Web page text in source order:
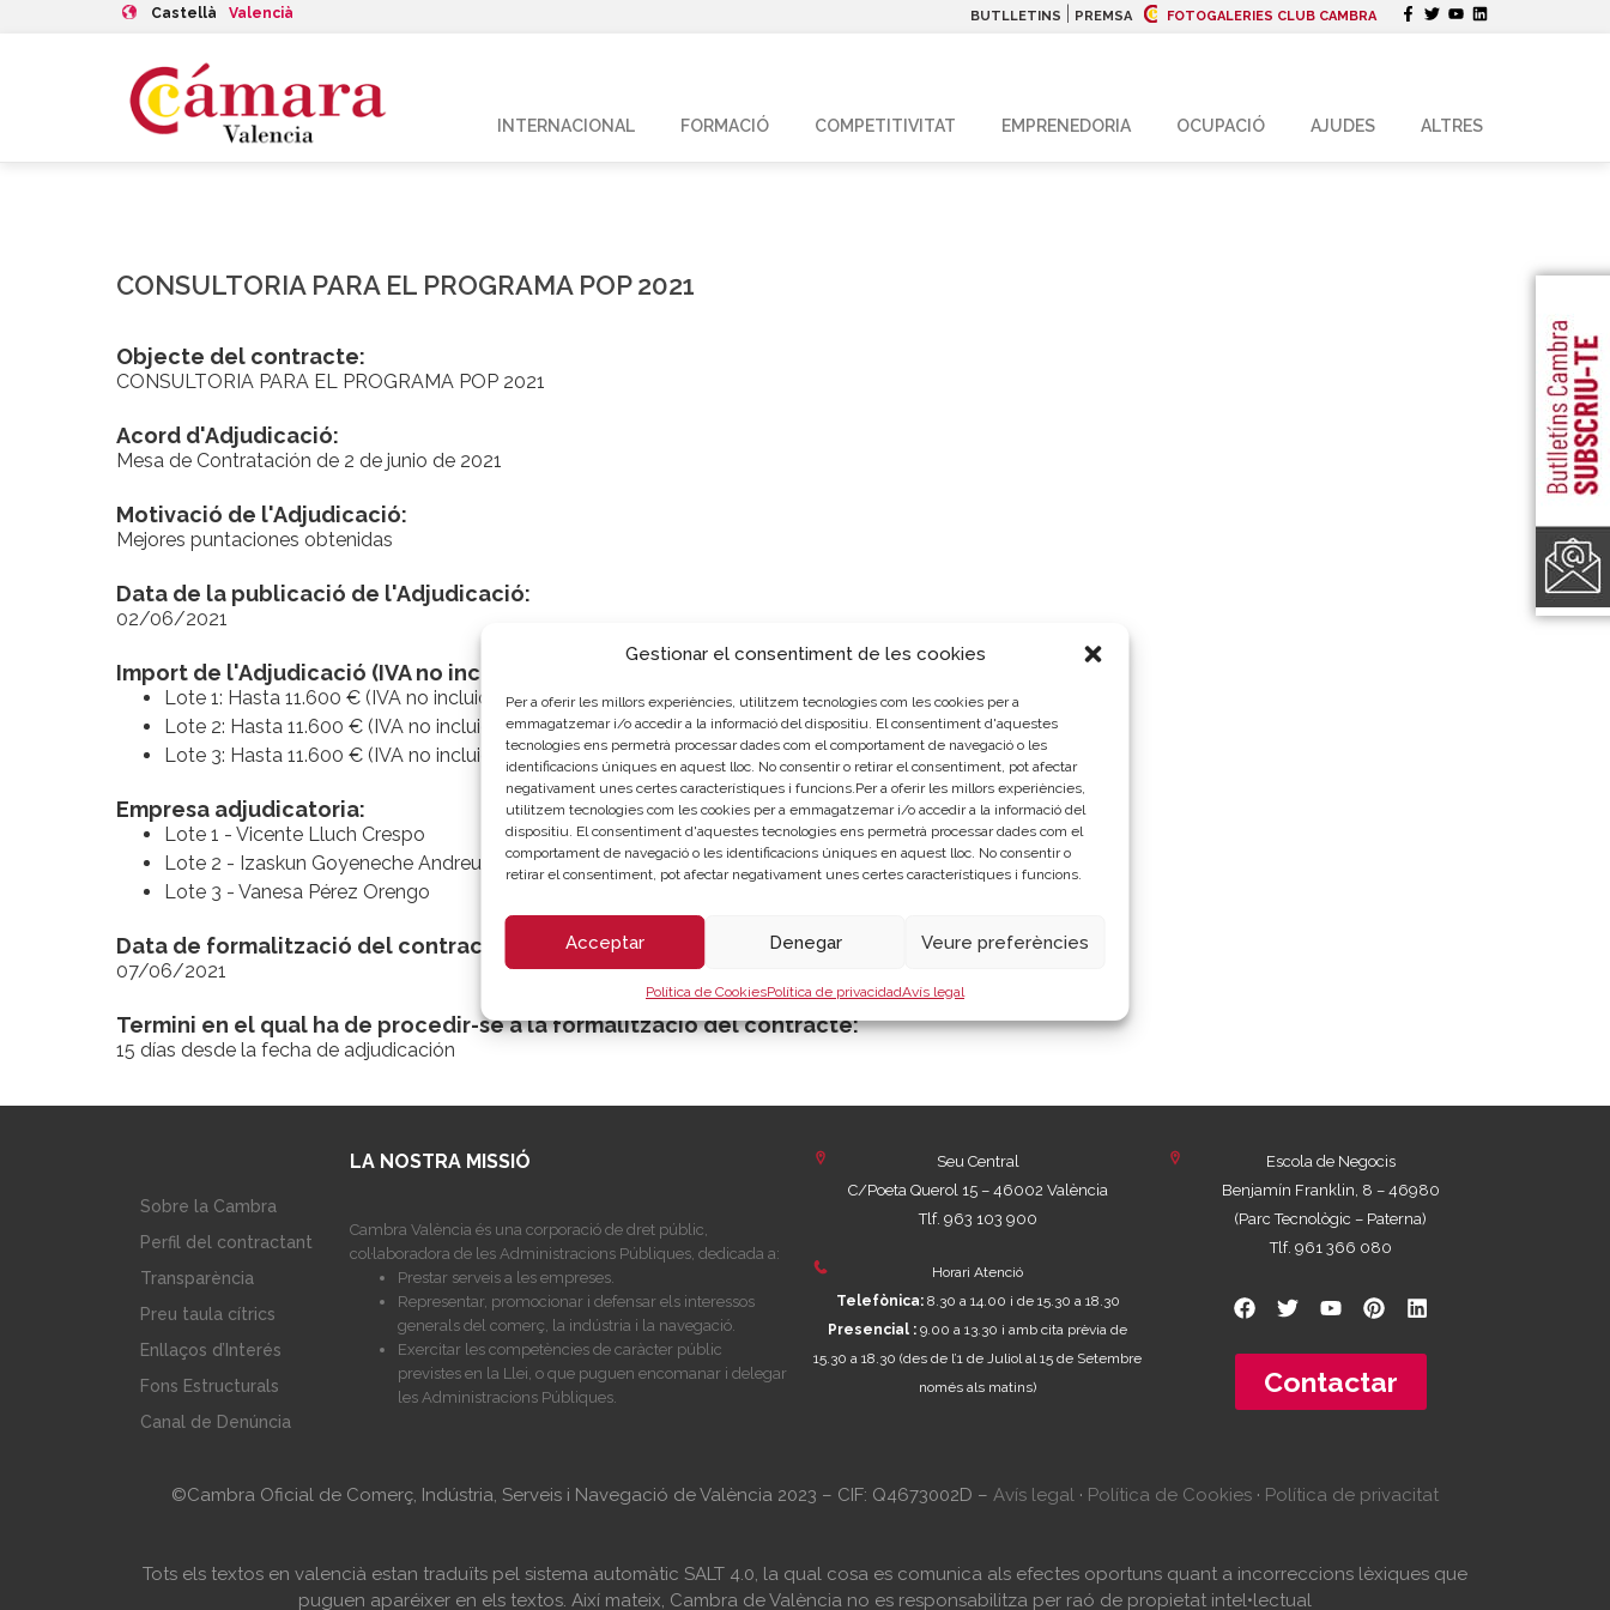
Gestionar el consentiment de les cookies
Per a oferir les millors experiències, utilitzem tecnologies com les cookies per a
emmagatzemar i/o accedir a la informació del dispositiu. El consentiment d'aquestes
tecnologies ens permetrà processar dades com el comportament de navegació o les
identificacions úniques en aquest lloc. No consentir o retirar el consentiment, pot afectar
negativament unes certes característiques i funcions.Per a oferir les millors experiències,
utilitzem tecnologies com les cookies per a emmagatzemar i/o accedir a la informació del
dispositiu. El consentiment d'aquestes tecnologies ens permetrà processar dades com el
comportament de navegació o les identificacions úniques en aquest lloc. No consentir o
retirar el consentiment, pot afectar negativament unes certes característiques i funcions.
Acceptar Denegar Veure preferències
Política de CookiesPolítica de privacidadAvís legal
Castellà Valencià BUTLLETINS PREMSA FOTOGALERIES CLUB CAMBRA
INTERNACIONAL FORMACIÓ COMPETITIVITAT EMPRENEDORIA OCUPACIÓ AJUDES ALTRES
CONSULTORIA PARA EL PROGRAMA POP 2021
Objecte del contracte:
CONSULTORIA PARA EL PROGRAMA POP 2021
Acord d'Adjudicació:
Mesa de Contratación de 2 de junio de 2021
Motivació de l'Adjudicació:
Mejores puntaciones obtenidas
Data de la publicació de l'Adjudicació:
02/06/2021
Import de l'Adjudicació (IVA no inclòs):
Lote 1: Hasta 11.600 € (IVA no incluido)
Lote 2: Hasta 11.600 € (IVA no incluido)
Lote 3: Hasta 11.600 € (IVA no incluido)
Empresa adjudicatoria:
Lote 1 - Vicente Lluch Crespo
Lote 2 - Izaskun Goyeneche Andreu
Lote 3 - Vanesa Pérez Orengo
Data de formalització del contracte:
07/06/2021
Termini en el qual ha de procedir-se a la formalització del contracte:
15 días desde la fecha de adjudicación
Sobre la Cambra
Perfil del contractant
Transparència
Preu taula cítrics
Enllaços d’Interés
Fons Estructurals
Canal de Denúncia
LA NOSTRA MISSIÓ
Cambra València és una corporació de dret públic,
col·laboradora de les Administracions Públiques, dedicada a:
Prestar serveis a les empreses.
Representar, promocionar i defensar els interessos
generals del comerç, la indústria i la navegació.
Exercitar les competències de caràcter públic
previstes en la Llei, o que puguen encomanar i delegar
les Administracions Públiques.
Seu Central
C/Poeta Querol 15 – 46002 València
Tlf. 963 103 900
Horari Atenció
Telefònica:8.30 a 14.00 i de 15.30 a 18.30
Presencial : 9.00 a 13.30 i amb cita prèvia de
15.30 a 18.30(des de l’1 de Juliol al 15 de Setembre
només als matins)
Escola de Negocis
Benjamín Franklin, 8 – 46980
(Parc Tecnològic – Paterna)
Tlf. 961 366 080
Contactar
©Cambra Oficial de Comerç, Indústria, Serveis i Navegació de València 2023 – CIF: Q4673002D – Avís legal · Política de Cookies · Política de privacitat
Tots els textos en valencià estan traduïts pel sistema automàtic SALT 4.0, la qual cosa es comunica als efectes oportuns quant a incorreccions lèxiques que
puguen aparéixer en els textos. Així mateix, Cambra de València no es responsabilitza per raó de propietat intel•lectual